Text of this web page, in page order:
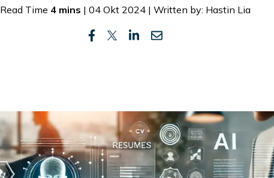
Read Time 4 mins | 04 Okt 2024 | Written by: Hastin Lia